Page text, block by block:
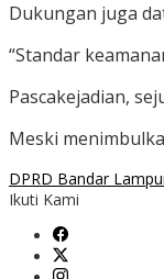
Dukungan juga
“Standar
Pascakejadian,
Meski
DPRD Bandar
Ikuti Kami